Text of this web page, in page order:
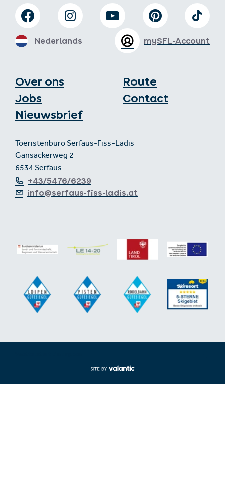
Over ons
Jobs
Nieuwsbrief
Route
Contact
Toeristenburo Serfaus-Fiss-Ladis
Gänsackerweg 2
6534 Serfaus
+43/5476/6239
info@serfaus-fiss-ladis.at
mySFL-Account
Nederlands